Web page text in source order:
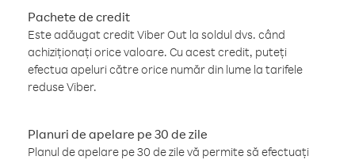
Pachete de credit
Este adăugat credit Viber Out la soldul dvs. când
achiziționați orice valoare. Cu acest credit, puteți
efectua apeluri către orice număr din lume la tarifele
reduse Viber.
Planuri de apelare pe 30 de zile
Planul de apelare pe 30 de zile vă permite să efectuați